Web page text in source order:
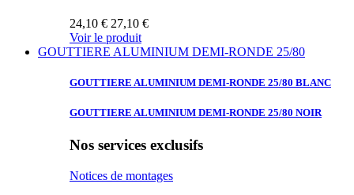
24,10 € 27,10 €
Voir le produit
GOUTTIERE ALUMINIUM DEMI-RONDE 25/80
GOUTTIERE ALUMINIUM DEMI-RONDE 25/80 BLANC
GOUTTIERE ALUMINIUM DEMI-RONDE 25/80 NOIR
Nos services exclusifs
Notices de montages